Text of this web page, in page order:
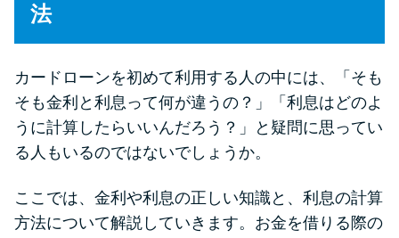
法
カードローンを初めて利用する人の中には、「そも
そも金利と利息って何が違うの？」「利息はどのよ
うに計算したらいいんだろう？」と疑問に思ってい
る人もいるのではないでしょうか。
ここでは、金利や利息の正しい知識と、利息の計算
方法について解説していきます。お金を借りる際の